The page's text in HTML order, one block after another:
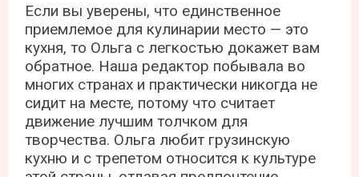
Если вы уверены, что единственное
приемлемое для кулинарии место — это
кухня, то Ольга с легкостью докажет вам
обратное. Наша редактор побывала во
многих странах и практически никогда не
сидит на месте, потому что считает
движение лучшим толчком для
творчества. Ольга любит грузинскую
кухню и с трепетом относится к культуре